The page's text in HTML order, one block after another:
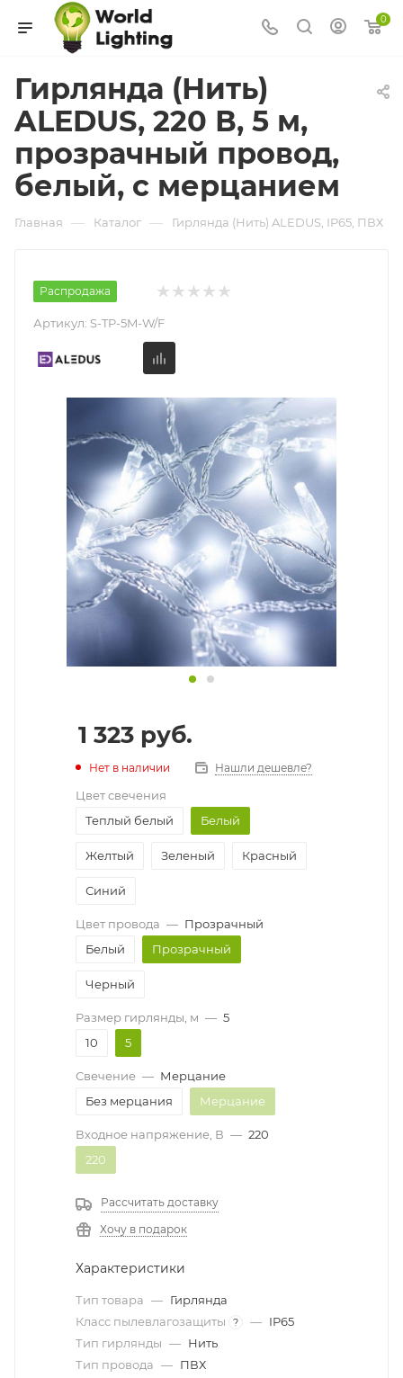
0
Гирлянда (Нить)
ALEDUS, 220 В, 5 м,
прозрачный провод,
белый, с мерцанием
Главная — Каталог — Гирлянда (Нить) ALEDUS, IP65, ПВХ
Распродажа
Артикул: S-TP-5M-W/F
1 323 руб.
Нет в наличии Нашли дешевле?
Цвет свечения
Теплый белый
Белый
Желтый Зеленый Красный
Синий
Цвет провода — Прозрачный
Белый
Прозрачный
Черный
Размер гирлянды, м — 5
10
5
Свечение — Мерцание
Без мерцания
Мерцание
Входное напряжение, В — 220
220
Рассчитать доставку
Хочу в подарок
Характеристики
Тип товара — Гирлянда
Класс пылевлагозащиты
? — IP65
Тип гирлянды — Нить
Тип провода — ПВХ